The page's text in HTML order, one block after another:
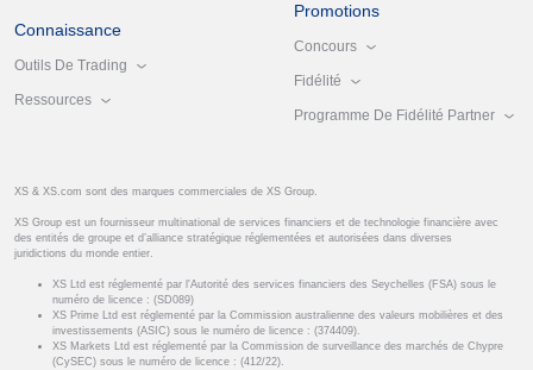
Connaissance
Outils De Trading
Ressources
Promotions
Concours
Fidélité
Programme De Fidélité Partner
XS & XS.com sont des marques commerciales de XS Group.
XS Group est un fournisseur multinational de services financiers et de technologie financière avec
des entités de groupe et d’alliance stratégique réglementées et autorisées dans diverses
juridictions du monde entier.
XS Ltd est réglementé par l'Autorité des services financiers des Seychelles (FSA) sous le
numéro de licence : (SD089)
XS Prime Ltd est réglementé par la Commission australienne des valeurs mobilières et des
investissements (ASIC) sous le numéro de licence : (374409).
XS Markets Ltd est réglementé par la Commission de surveillance des marchés de Chypre
(CySEC) sous le numéro de licence : (412/22).